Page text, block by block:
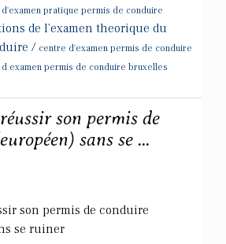
pratique permis de conduire
de l'examen theorique du
/ centre d'examen permis de conduire
examen permis de conduire bruxelles
son permis de
sans se ...
son permis de conduire
se ruiner